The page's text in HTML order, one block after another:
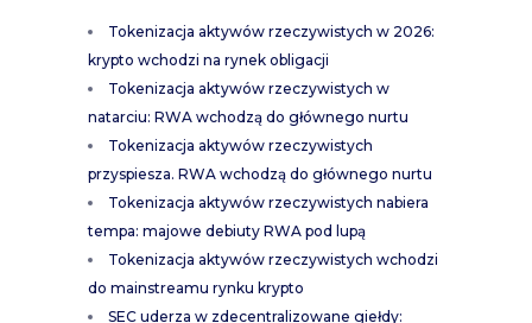
Tokenizacja aktywów rzeczywistych w 2026:
krypto wchodzi na rynek obligacji
Tokenizacja aktywów rzeczywistych w
natarciu: RWA wchodzą do głównego nurtu
Tokenizacja aktywów rzeczywistych
przyspiesza. RWA wchodzą do głównego nurtu
Tokenizacja aktywów rzeczywistych nabiera
tempa: majowe debiuty RWA pod lupą
Tokenizacja aktywów rzeczywistych wchodzi
do mainstreamu rynku krypto
SEC uderza w zdecentralizowane giełdy: